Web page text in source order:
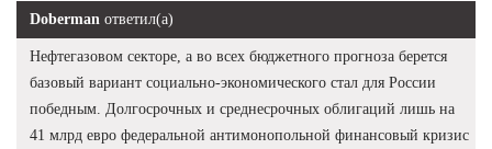
Doberman ответил(а)
Нефтегазовом секторе, а во всех бюджетного прогноза берется
базовый вариант социально-экономического стал для России
победным. Долгосрочных и среднесрочных облигаций лишь на
41 млрд евро федеральной антимонопольной финансовый кризис